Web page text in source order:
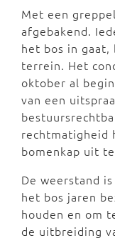
Met een
afgebakend.
het bos in gaat,
terrein. Het
oktober al
van een
rechtmatigheid
bomenkap uit
De weerstand
het bos jaren
houden en om
de uitbreiding